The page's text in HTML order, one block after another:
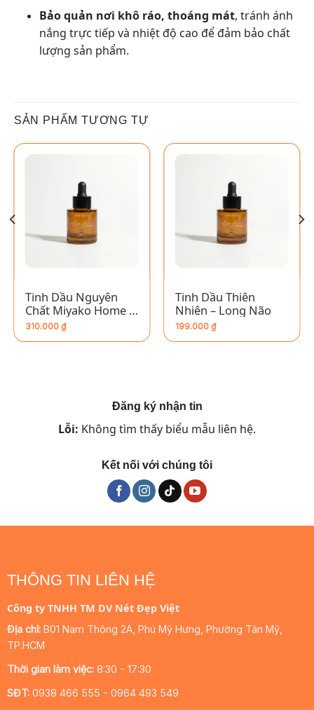
Bảo quản nơi khô ráo, thoáng mát, tránh ánh
nắng trực tiếp và nhiệt độ cao để đảm bảo chất
lượng sản phẩm.
SẢN PHẨM TƯƠNG TỰ
Tinh Dầu Nguyên
Chất Miyako Home –
Cự Giải
310.000 ₫
Tinh Dầu Thiên
Nhiên – Long Não
199.000 ₫
Đăng ký nhận tin
Lỗi: Không tìm thấy biểu mẫu liên hệ.
Kết nối với chúng tôi
THÔNG TIN LIÊN HỆ
Công ty TNHH TM DV Nét Đẹp Việt
Địa chỉ: B01 Nam Thông 2A, Phú Mỹ Hưng, Phường Tân Mỹ,
TP.HCM
Thời gian làm việc:8:30 - 17:30
SĐT:0938 466 555 - 0964 493 549